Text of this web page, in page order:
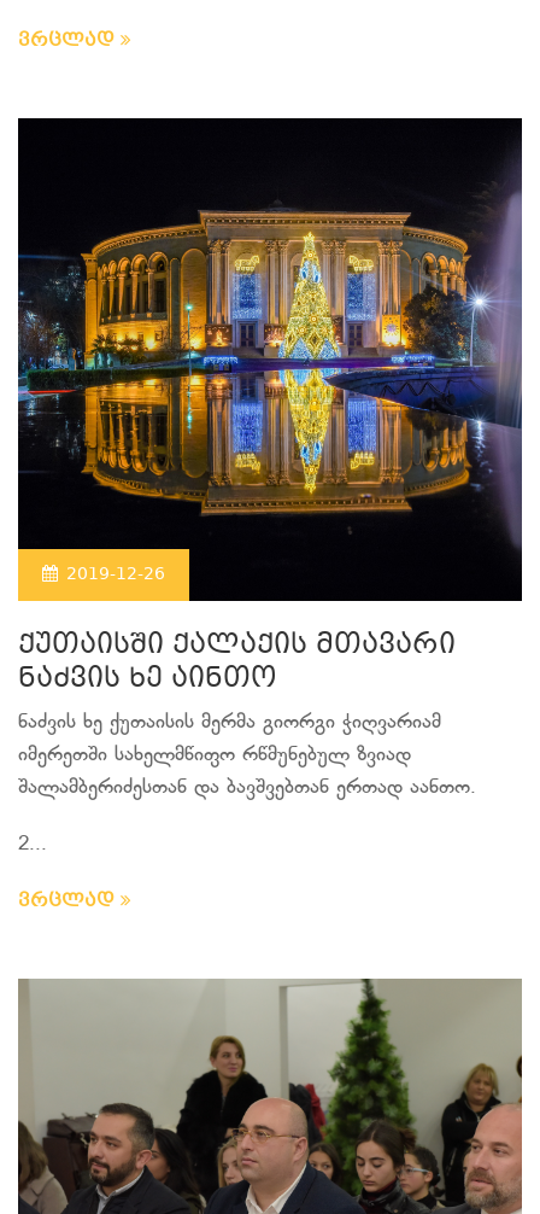
ვრცლად
2019-12-26
ქუთაისში ქალაქის მთავარი
ნაძვის ხე აინთო
ნაძვის ხე ქუთაისის მერმა გიორგი ჭიღვარიამ
იმერეთში სახელმწიფო რწმუნებულ ზვიად
შალამბერიძესთან და ბავშვებთან ერთად აანთო.
2...
ვრცლად